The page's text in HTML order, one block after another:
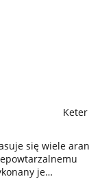
się wiele
je…